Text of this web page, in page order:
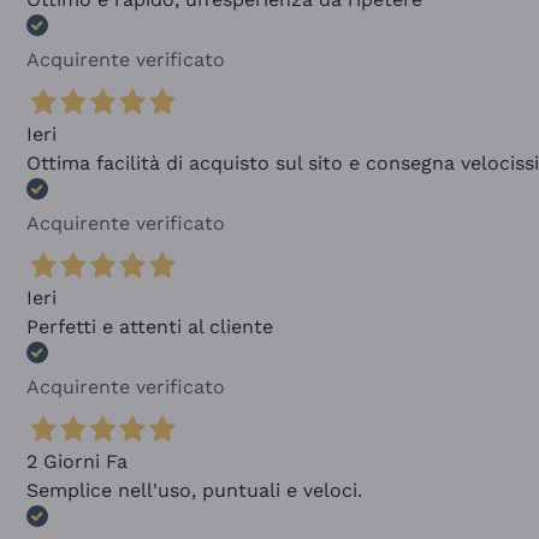
Acquirente verificato
Ieri
Ottima facilità di acquisto sul sito e consegna
Acquirente verificato
Ieri
Perfetti e attenti al cliente
Acquirente verificato
2 Giorni Fa
Semplice nell'uso, puntuali e veloci.